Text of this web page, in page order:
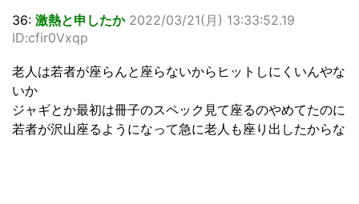
36: 激熱と申したか 2022/03/21(月) 13:33:52.19
ID:cfir0Vxqp
老人は若者が座らんと座らないからヒットしにくいんやな
いか
ジャギとか最初は冊子のスペック見て座るのやめてたのに
若者が沢山座るようになって急に老人も座り出したからな